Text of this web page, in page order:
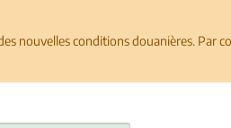
nouvelles conditions douanières.